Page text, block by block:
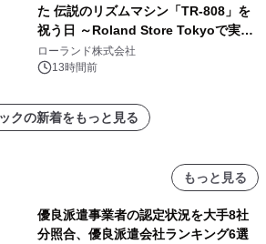
た 伝説のリズムマシン「TR-808」を
祝う日 ～Roland Store Tokyoで実機
を展示しての 記念キャンペーンを開
催 英国ラジオ「NTS」の 特別プログ
アーティストを フィーチャーしたアニ
メーションを公開～
ローランド株式会社
13時間前
クの新着をもっと見る
もっと見る
優良派遣事業者の認定状況を大手8社
分照合、優良派遣会社ランキング6選